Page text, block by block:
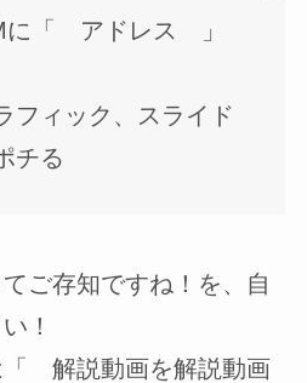
に「 アドレス 」
フィック、スライド
チる
ご存知ですね！を、自
！
「 解説動画を解説動画